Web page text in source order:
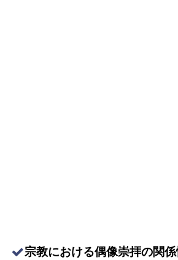
宗教における偶像崇拝の関